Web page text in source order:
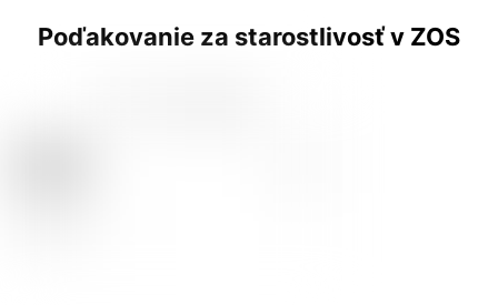
Poďakovanie za starostlivosť v ZOS